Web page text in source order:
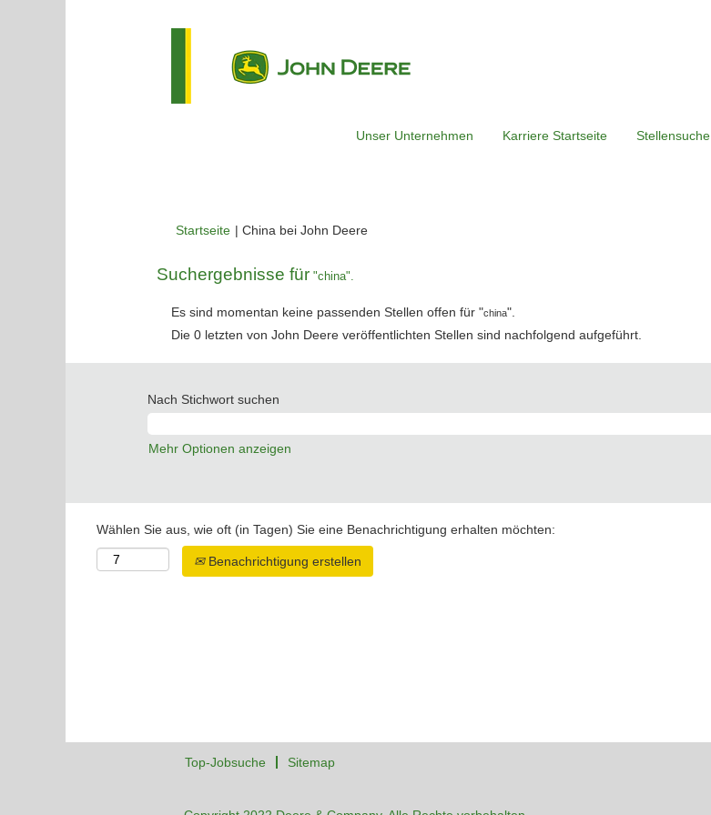
Unser Unternehmen Karriere Startseite Stellensuche
Startseite | China bei John Deere(aktuelle
Suchergebnisse für "china".
Es sind momentan keine passenden Stellen offen für "china".
Die 0 letzten von John Deere veröffentlichten Stellen sind nachfolgend aufgeführt.
Nach Stichwort suchen
Mehr Optionen anzeigen
Wählen Sie aus, wie oft (in Tagen) Sie eine Benachrichtigung erhalten möchten:
Benachrichtigung erstellen
Top-Jobsuche Sitemap